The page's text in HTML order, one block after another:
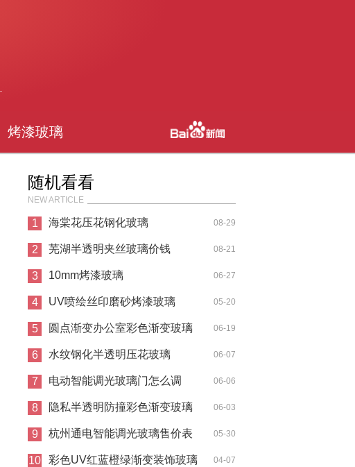
烤漆玻璃
随机看看
NEW ARTICLE
1 海棠花压花钢化玻璃 08-29
2 芜湖半透明夹丝玻璃价钱 08-21
3 10mm烤漆玻璃 06-27
4 UV喷绘丝印磨砂烤漆玻璃 05-20
5 圆点渐变办公室彩色渐变玻璃 06-19
6 水纹钢化半透明压花玻璃 06-07
7 电动智能调光玻璃门怎么调 06-06
8 隐私半透明防撞彩色渐变玻璃 06-03
9 杭州通电智能调光玻璃售价表 05-30
10 彩色UV红蓝橙绿渐变装饰玻璃 04-07